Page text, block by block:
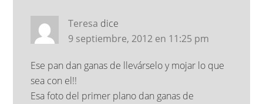
Teresa dice
9 septiembre, 2012 en 11:25 pm
Ese pan dan ganas de llevárselo y mojar lo que
sea con el!!
Esa foto del primer plano dan ganas de